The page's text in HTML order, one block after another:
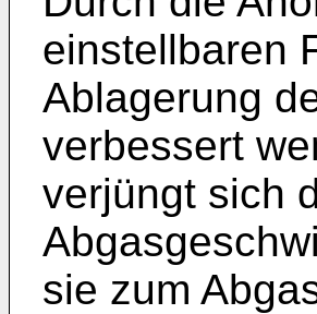
einstellbaren
Ablagerung
verbessert
verjüngt sich
sie zum